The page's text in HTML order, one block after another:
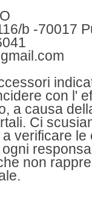
b -70017
con l'
a causa
Ci
verificare
non